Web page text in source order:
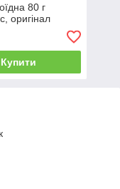
80 г
оригінал
Купити